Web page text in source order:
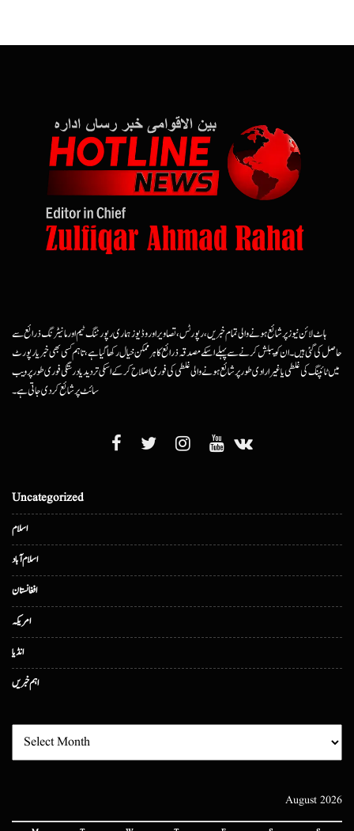
ہاٹ لائن نیوز پر شائع ہونے والی تمام خبریں، رپورٹس، تصاویر اور وڈیوز ہماری رپورٹنگ ٹیم اور مانیٹرنگ ذرائع سے
حاصل کی گئی ہیں۔ ان کو پبلش کرنے سے پہلے اسکے مصدقہ ذرائع کا ہرممکن خیال رکھا گیا ہے، تاہم کسی بھی خبر یا رپورٹ
میں ٹائپنگ کی غلطی یا غیرارادی طور پر شائع ہونے والی غلطی کی فوری اصلاح کرکے اسکی تردید یا درستگی فوری طور پر ویب
سائٹ پر شائع کردی جاتی ہے۔
Uncategorized
اسلام
اسلام آباد
افغانستان
امریکہ
انڈیا
اہم خبریں
August 2026